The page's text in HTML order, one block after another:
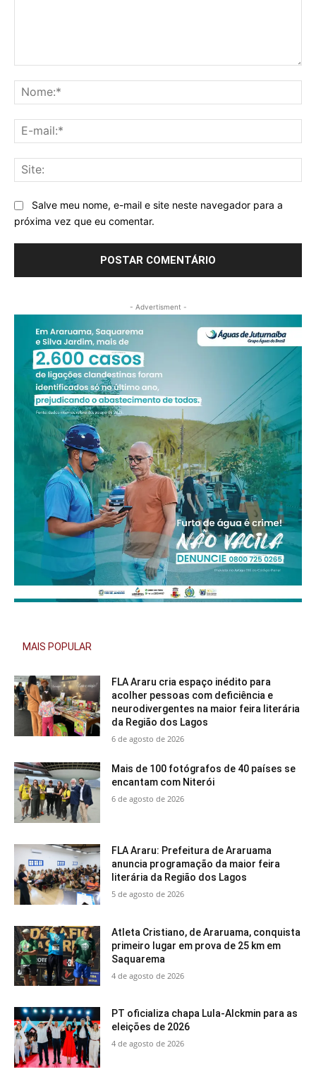
Salve meu nome, e-mail e site neste navegador para a
próxima vez que eu comentar.
- Advertisment -
MAIS POPULAR
FLA Araru cria espaço inédito para
acolher pessoas com deficiência e
neurodivergentes na maior feira literária
da Região dos Lagos
6 de agosto de 2026
Mais de 100 fotógrafos de 40 países se
encantam com Niterói
6 de agosto de 2026
FLA Araru: Prefeitura de Araruama
anuncia programação da maior feira
literária da Região dos Lagos
5 de agosto de 2026
Atleta Cristiano, de Araruama, conquista
primeiro lugar em prova de 25 km em
Saquarema
4 de agosto de 2026
PT oficializa chapa Lula-Alckmin para as
eleições de 2026
4 de agosto de 2026